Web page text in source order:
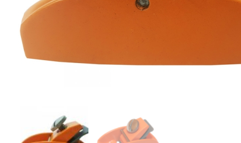
Компрессорное оборудование
Новогодние товары
Отопление и климат
Сад-огород